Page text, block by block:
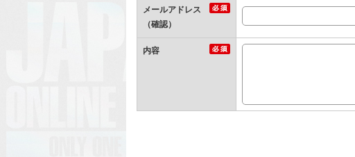
メールアドレス
（確認）
内容